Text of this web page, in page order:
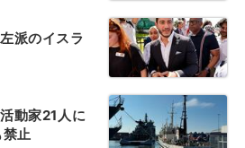
派のイスラ
動家21人に
止